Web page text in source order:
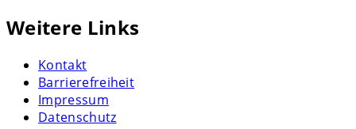
Weitere Links
Kontakt
Barrierefreiheit
Impressum
Datenschutz